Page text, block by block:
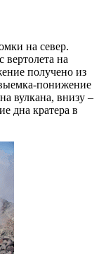
на север.
вертолета на
получено из
понижение
вулкана, внизу –
дна кратера в